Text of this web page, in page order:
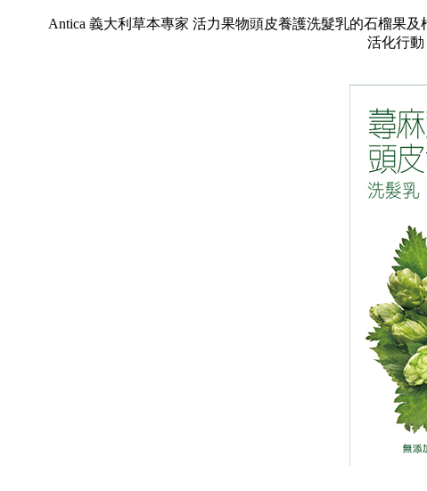
Antica 義大利草本專家 活力果物頭皮養護洗髮乳的石榴果
活化行